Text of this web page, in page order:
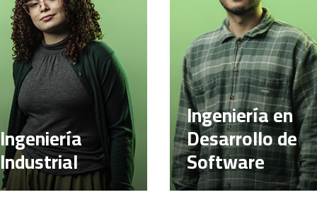
Ingeniería
Industrial
Ingeniería en
Desarrollo de
Software